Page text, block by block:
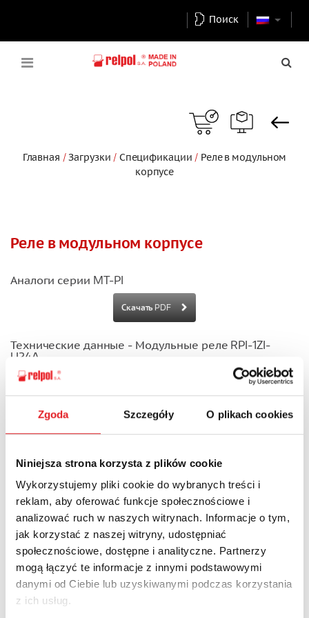
Zgoda Szczegóły O plikach cookies
Niniejsza strona korzysta z plików cookie
Wykorzystujemy pliki cookie do wybranych treści i
reklam, aby oferować funkcje społecznościowe i
analizować ruch w naszych witrynach. Informacje o tym,
jak korzystać z naszej witryny, udostępniać
społecznościowe, dostępne i analityczne. Partnerzy
mogą łączyć te informacje z innymi podstawowymi
danymi od Ciebie lub uzyskiwanymi podczas korzystania
z ich usług.
Поиск
Главная Загрузки Спецификации
Реле в модульном
корпусе
Реле в модульном корпусе
Аналоги серии MT-PI
Скачать PDF
Технические данные - Модульные реле RPI-1ZI-
U24A
Технические данные - модульные реле RPI-1ZI-D12
Технические данные - Модульные реле RPI-.P.-...
Скачать PDF
Технические данные - Модульные реле RPI-.Z.-...
Скачать PDF